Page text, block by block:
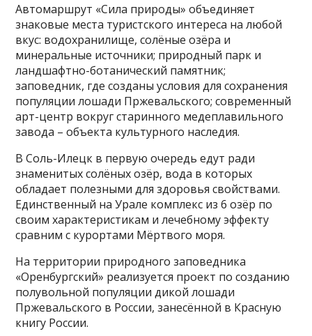
Автомаршрут «Сила природы» объединяет
знаковые места туристского интереса на любой
вкус: водохранилище, солёные озёра и
минеральные источники; природный парк и
ландшафтно-ботанический памятник;
заповедник, где созданы условия для сохранения
популяции лошади Пржевальского; современный
арт-центр вокруг старинного медеплавильного
завода – объекта культурного наследия.
В Соль-Илецк в первую очередь едут ради
знаменитых солёных озёр, вода в которых
обладает полезными для здоровья свойствами.
Единственный на Урале комплекс из 6 озёр по
своим характеристикам и лечебному эффекту
сравним с курортами Мёртвого моря.
На территории природного заповедника
«Оренбургский» реализуется проект по созданию
полувольной популяции дикой лошади
Пржевальского в России, занесённой в Красную
книгу России.